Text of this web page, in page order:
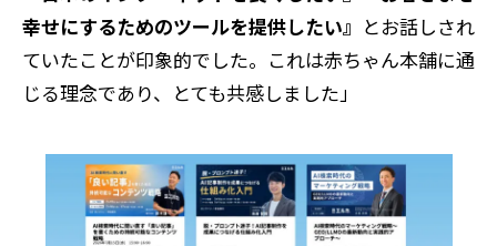
幸せにするためのツールを提供したい』 とお話しされ
ていたことが印象的でした。これは赤ちゃん本舗に通
じる理念であり、とても共感しました」